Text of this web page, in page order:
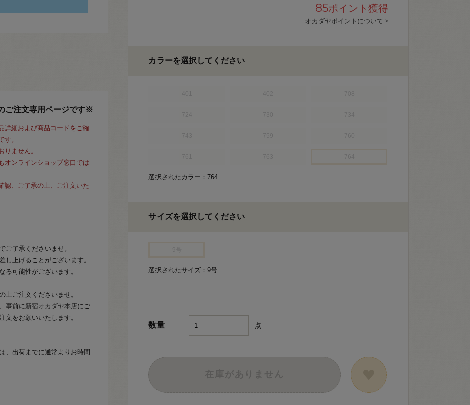
ご注文専用ページです※
詳細および商品コードをご確
。
ません。
オンラインショップ窓口では
認、ご了承の上、ご注文いた
ご了承くださいませ。
し上げることがございます。
る可能性がございます。
上ご注文くださいませ。
事前に 新宿オカダヤ本店にご
文をお願いいたします。
、出荷までに通常よりお時間
85ポイント獲得
オカダヤポイントについて >
カラーを選択してください
選択されたカラー：764
サイズを選択してください
選択されたサイズ：9号
数量 点